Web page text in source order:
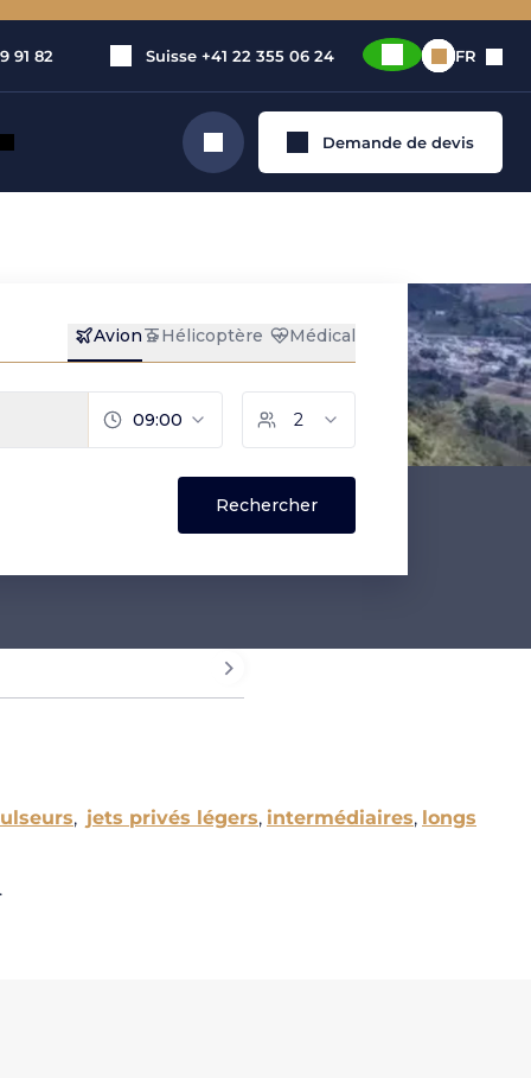
91 82 Suisse +41 22 355 06 24 FR
Rechercher Demande de devis
, jets privés légers, intermédiaires, longs
.